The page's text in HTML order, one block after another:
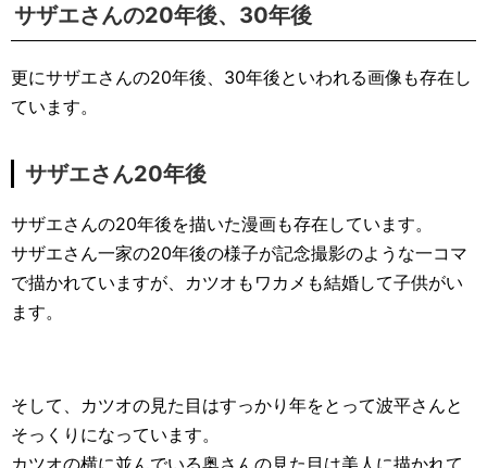
サザエさんの20年後、30年後
更にサザエさんの20年後、30年後といわれる画像も存在し
ています。
サザエさん20年後
サザエさんの20年後を描いた漫画も存在しています。
サザエさん一家の20年後の様子が記念撮影のような一コマ
で描かれていますが、カツオもワカメも結婚して子供がい
ます。
そして、カツオの見た目はすっかり年をとって波平さんと
そっくりになっています。
カツオの横に並んでいる奥さんの見た目は美人に描かれて